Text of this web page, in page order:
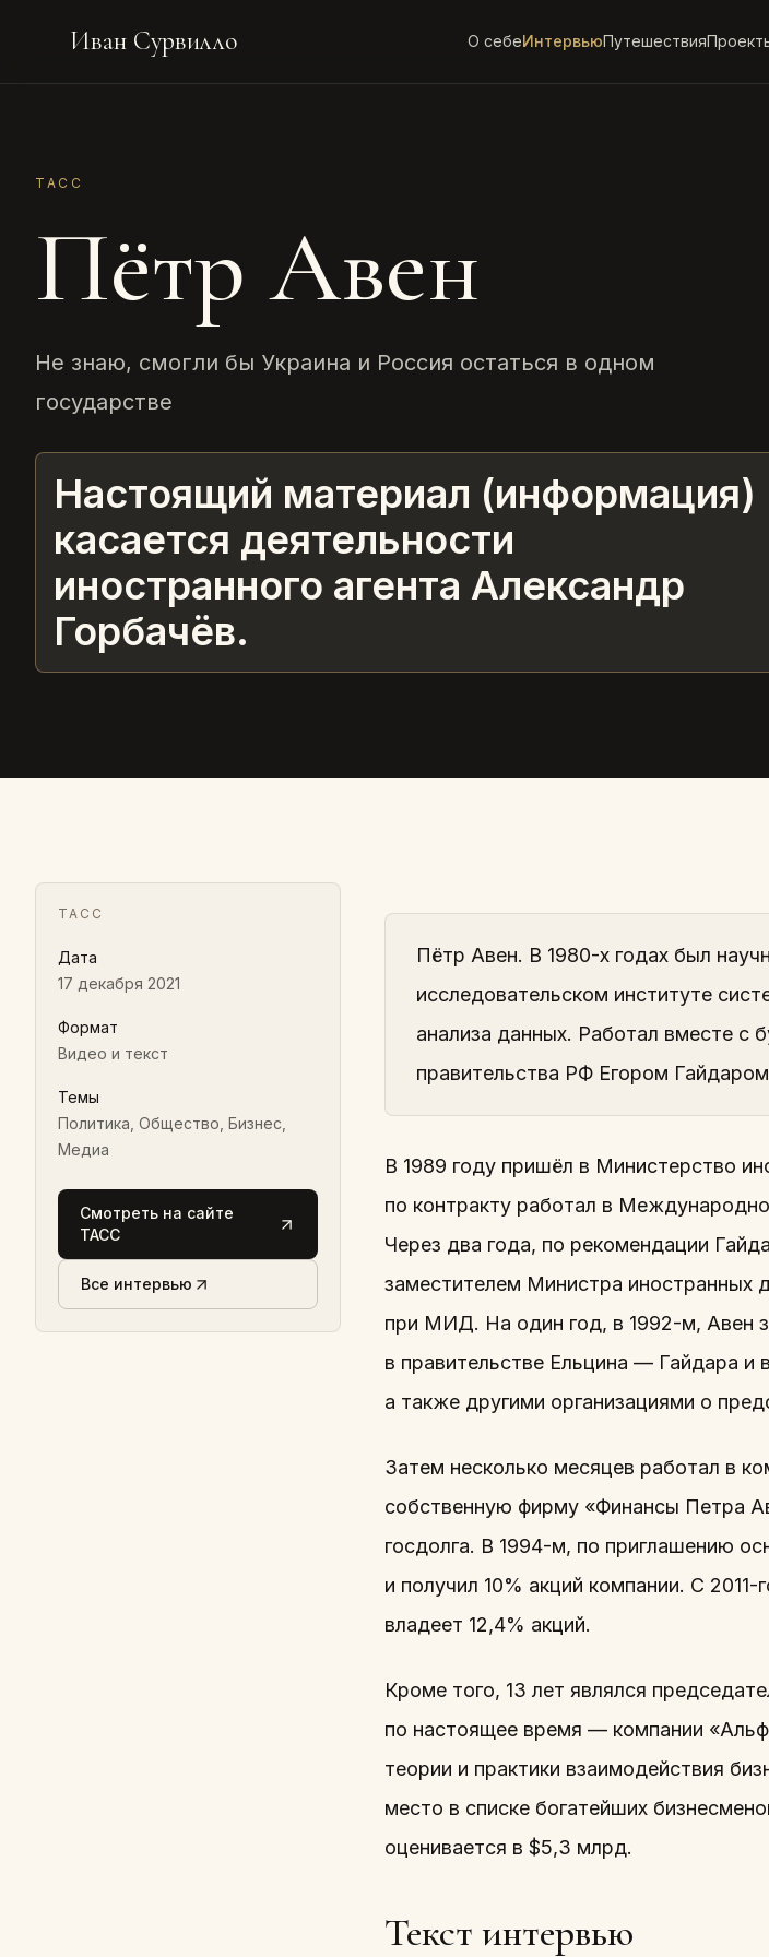
Иван Сурвилло О себеИнтервьюПутешествия
ТАСС
Пётр Авен
Не знаю, смогли бы Украина и Россия остаться в одном
государстве
Настоящий материал (информация)
касается деятельности
иностранного агента Александр
Горбачёв.
ТАСС
Дата
17 декабря 2021
Формат
Видео и текст
Темы
Политика, Общество, Бизнес,
Медиа
Смотреть на сайте
ТАСС
Все интервью
Пётр Авен. В 1980-х годах был
исследовательском институте
анализа данных. Работал вместе
правительства РФ Егором
В 1989 году пришёл в Министерство
по контракту работал в
Через два года, по рекомендации
заместителем Министра иностранных
при МИД. На один год, в 1992-м, Авен
в правительстве Ельцина — Гайдара
а также другими организациями о
Затем несколько месяцев работал в
собственную фирму «Финансы Петра
госдолга. В 1994-м, по приглашению
и получил 10% акций компании. С
владеет 12,4% акций.
Кроме того, 13 лет являлся
по настоящее время — компании
теории и практики взаимодействия
место в списке богатейших
оценивается в $5,3 млрд.
Текст интервью